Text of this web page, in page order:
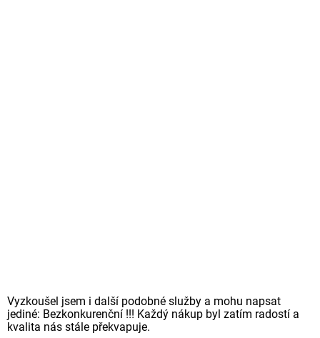
Vyzkoušel jsem i další podobné služby a mohu napsat
jediné: Bezkonkurenční !!! Každý nákup byl zatím radostí a
kvalita nás stále překvapuje.